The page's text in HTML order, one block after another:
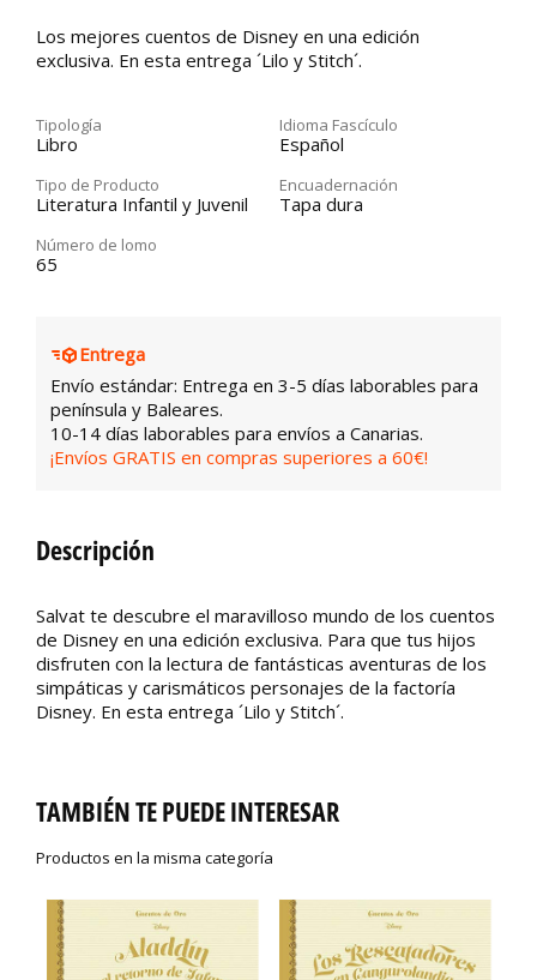
Los mejores cuentos de Disney en una edición
exclusiva. En esta entrega ´Lilo y Stitch´.
Tipología
Libro
Idioma Fascículo
Español
Tipo de Producto
Literatura Infantil y Juvenil
Encuadernación
Tapa dura
Número de lomo
65
Entrega
Envío estándar: Entrega en 3-5 días laborables para
península y Baleares.
10-14 días laborables para envíos a Canarias.
¡Envíos GRATIS en compras superiores a 60€!
Descripción
Salvat te descubre el maravilloso mundo de los cuentos
de Disney en una edición exclusiva. Para que tus hijos
disfruten con la lectura de fantásticas aventuras de los
simpáticas y carismáticos personajes de la factoría
Disney. En esta entrega ´Lilo y Stitch´.
TAMBIÉN TE PUEDE INTERESAR
Productos en la misma categoría